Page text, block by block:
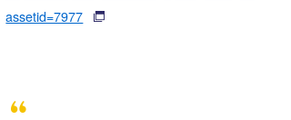
assetid=7977
ゴン